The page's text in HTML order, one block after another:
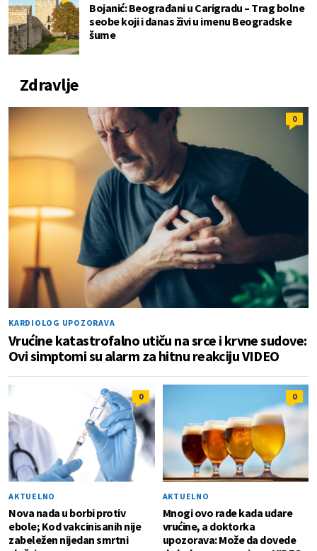
Bojanić: Beograđani u Carigradu – Тrag bolne
seobe koji i danas živi u imenu Beogradske
šume
Zdravlje
0
KARDIOLOG UPOZORAVA
Vrućine katastrofalno utiču na srce i krvne sudove:
Ovi simptomi su alarm za hitnu reakciju VIDEO
0
AKTUELNO
Nova nada u borbi protiv
ebole; Kod vakcinisanih nije
zabeležen nijedan smrtni
0
AKTUELNO
Mnogi ovo rade kada udare
vrućine, a doktorka
upozorava: Može da dovede